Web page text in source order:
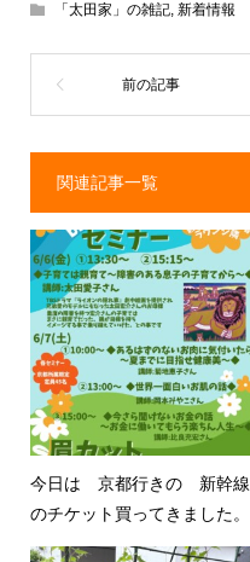
「太田家」の雑記, 新着情報
関連記事一覧
今日は 京都行きの 新幹線
のチケット買ってきました。